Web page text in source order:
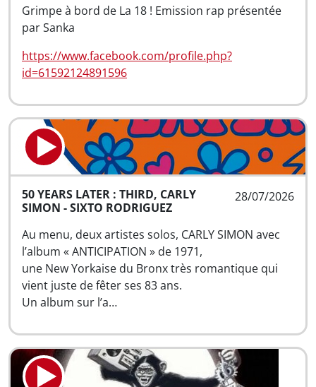
Grimpe à bord de La 18 ! Emission rap présentée
par Sanka
https://www.facebook.com/profile.php?
id=61592124891596
28/07/2026
50 YEARS LATER : THIRD, CARLY
SIMON - SIXTO RODRIGUEZ
Au menu, deux artistes solos, CARLY SIMON avec
l’album « ANTICIPATION » de 1971,
une New Yorkaise du Bronx très romantique qui
vient juste de fêter ses 83 ans.
Un album sur l’a…